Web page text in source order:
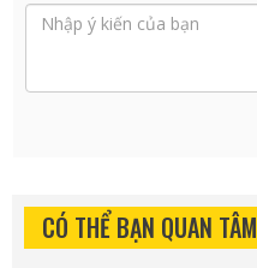
CÓ THỂ BẠN QUAN TÂM